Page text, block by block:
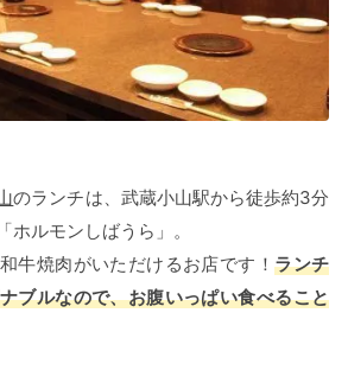
のランチは、武蔵小山駅から徒歩約3分
ルモンしばうら」。
牛焼肉がいただけるお店です！ランチ
ブルなので、お腹いっぱい食べること